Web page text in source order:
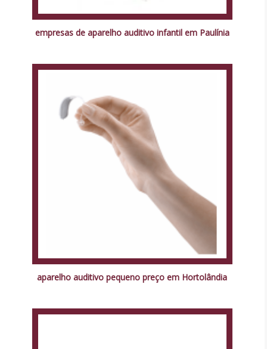
empresas de aparelho auditivo infantil em Paulínia
aparelho auditivo pequeno preço em Hortolândia